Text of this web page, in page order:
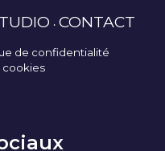
CONTACT
de confidentialité
cookies